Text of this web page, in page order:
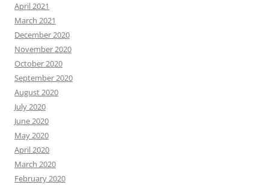
April 2021
March 2021
December 2020
November 2020
October 2020
September 2020
August 2020
July 2020
June 2020
May 2020
April 2020
March 2020
February 2020